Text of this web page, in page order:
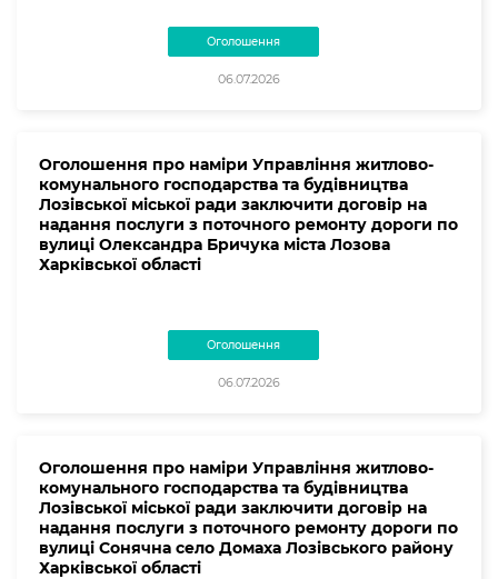
Оголошення
06.07.2026
Оголошення про наміри Управління житлово-
комунального господарства та будівництва
Лозівської міської ради заключити договір на
надання послуги з поточного ремонту дороги по
вулиці Олександра Бричука міста Лозова
Харківської області
Оголошення
06.07.2026
Оголошення про наміри Управління житлово-
комунального господарства та будівництва
Лозівської міської ради заключити договір на
надання послуги з поточного ремонту дороги по
вулиці Сонячна село Домаха Лозівського району
Харківської області